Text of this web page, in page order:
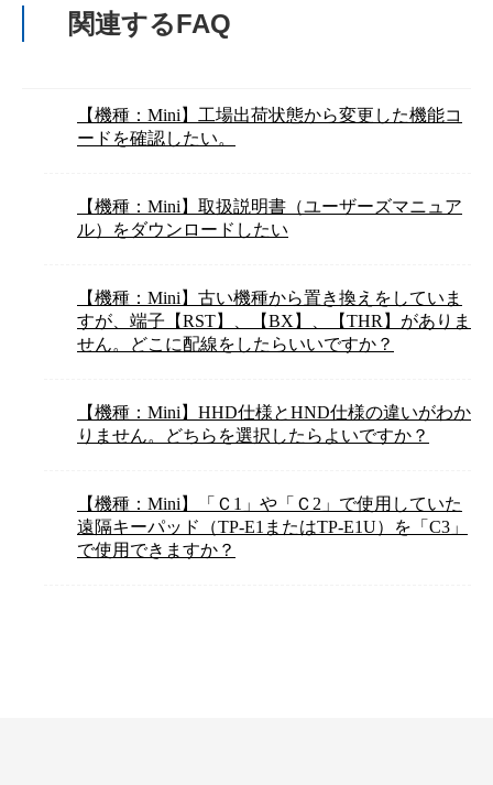
関連するFAQ
【機種：Mini】工場出荷状態から変更した機能コ
ードを確認したい。
【機種：Mini】取扱説明書（ユーザーズマニュア
ル）をダウンロードしたい
【機種：Mini】古い機種から置き換えをしていま
すが、端子【RST】、【BX】、【THR】がありま
せん。どこに配線をしたらいいですか？
【機種：Mini】HHD仕様とHND仕様の違いがわか
りません。どちらを選択したらよいですか？
【機種：Mini】「Ｃ1」や「Ｃ2」で使用していた
遠隔キーパッド（TP-E1またはTP-E1U）を「C3」
で使用できますか？